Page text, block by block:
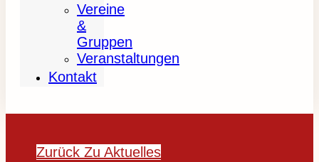
Vereine
&
Gruppen
Veranstaltungen
Kontakt
Zurück Zu Aktuelles